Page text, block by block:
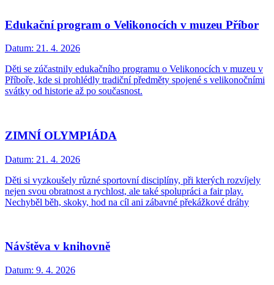
Edukační program o Velikonocích v muzeu Příbor
Datum: 21. 4. 2026
Děti se zúčastnily edukačního programu o Velikonocích v muzeu v
Příboře, kde si prohlédly tradiční předměty spojené s velikonočními
svátky od historie až po současnost.
ZIMNÍ OLYMPIÁDA
Datum: 21. 4. 2026
Děti si vyzkoušely různé sportovní disciplíny, při kterých rozvíjely
nejen svou obratnost a rychlost, ale také spolupráci a fair play.
Nechyběl běh, skoky, hod na cíl ani zábavné překážkové dráhy
Návštěva v knihovně
Datum: 9. 4. 2026